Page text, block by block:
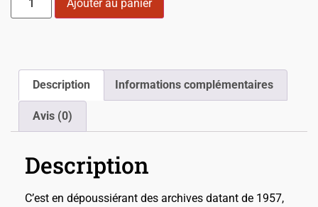
Ajouter au panier
Description Informations complémentaires
Avis (0)
Description
C’est en dépoussiérant des archives datant de 1957,